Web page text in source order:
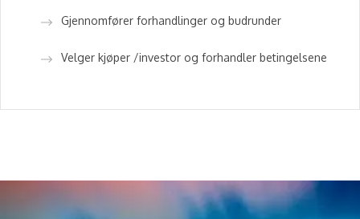
Gjennomfører forhandlinger og budrunder
Velger kjøper /investor og forhandler betingelsene